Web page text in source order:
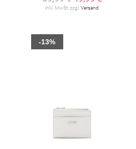
inkl. MwSt. zzgl. Versand
-13%